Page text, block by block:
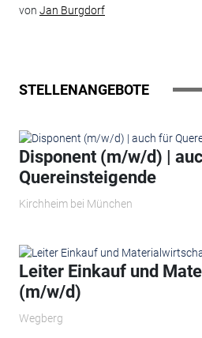
von Jan Burgdorf
STELLENANGEBOTE
Disponent (m/w/d) |
Quereinsteigende
Kirchheim bei München
Leiter Einkauf und
(m/w/d)
Wegberg